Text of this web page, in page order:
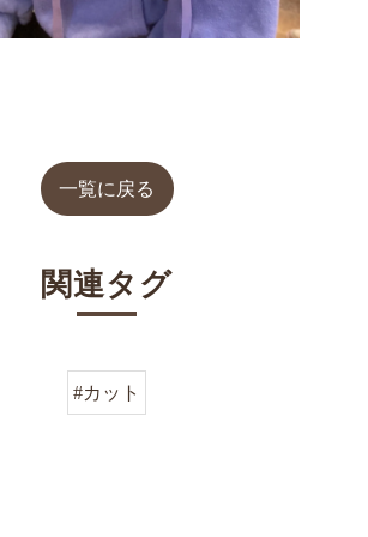
一覧に戻る
関連タグ
#カット